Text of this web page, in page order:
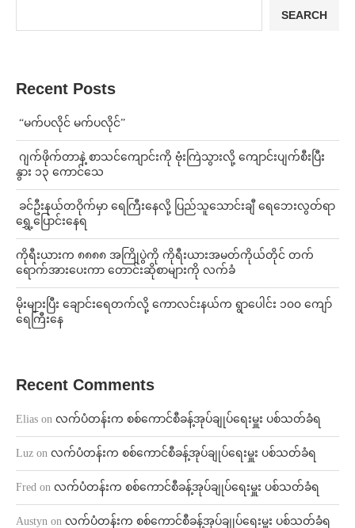
SEARCH
Recent Posts
⁨ ⁨“မက်ပလိုင် မက်ပလိုင်”
⁨⁩ ⁨ဂျက်ဖိုက်တာနဲ့ စာသင်ကျောင်းကို ဗုံးကြဲသွားလို့ ကျောင်းပျက်စီးပြီး
နွား ၁၃ ကောင်သေ
⁩ ⁨ခင်ဦးနယ်တဝိုက်မှာ ရေကြီးနေလို့ ပြည်သူသောင်းချီ ရေဘေးလွတ်ရာ
ရွှေ့ပြောင်းနေရ
ကိုရီးယားက ၈၈၈၈ အကြိုပွဲကို ကိုရီးယားအမတ်ကိုယ်တိုင် တက်
ရောက်အားပေးကာ တောင်းဆိုစာများကို လက်ခံ
⁨မိုးများပြီး ချောင်းရေတက်လို့ ကောလင်းနယ်က ရွာပေါင်း ၁၀၀ ကျော်
ရေကြီးနေ
Recent Comments
Elias on လက်ပံတန်းက စစ်ကောင်စီခန့်အုပ်ချုပ်ရေးမှူး ပစ်သတ်ခံရ
Luz on လက်ပံတန်းက စစ်ကောင်စီခန့်အုပ်ချုပ်ရေးမှူး ပစ်သတ်ခံရ
Fred on လက်ပံတန်းက စစ်ကောင်စီခန့်အုပ်ချုပ်ရေးမှူး ပစ်သတ်ခံရ
Austyn on လက်ပံတန်းက စစ်ကောင်စီခန့်အုပ်ချုပ်ရေးမှူး ပစ်သတ်ခံရ